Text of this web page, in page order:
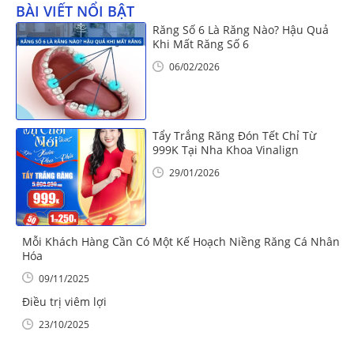
BÀI VIẾT NỔI BẬT
Răng Số 6 Là Răng Nào? Hậu Quả
Khi Mất Răng Số 6
06/02/2026
Tẩy Trắng Răng Đón Tết Chỉ Từ
999K Tại Nha Khoa Vinalign
29/01/2026
Mỗi Khách Hàng Cần Có Một Kế Hoạch Niềng Răng Cá Nhân
Hóa
09/11/2025
Điều trị viêm lợi
23/10/2025